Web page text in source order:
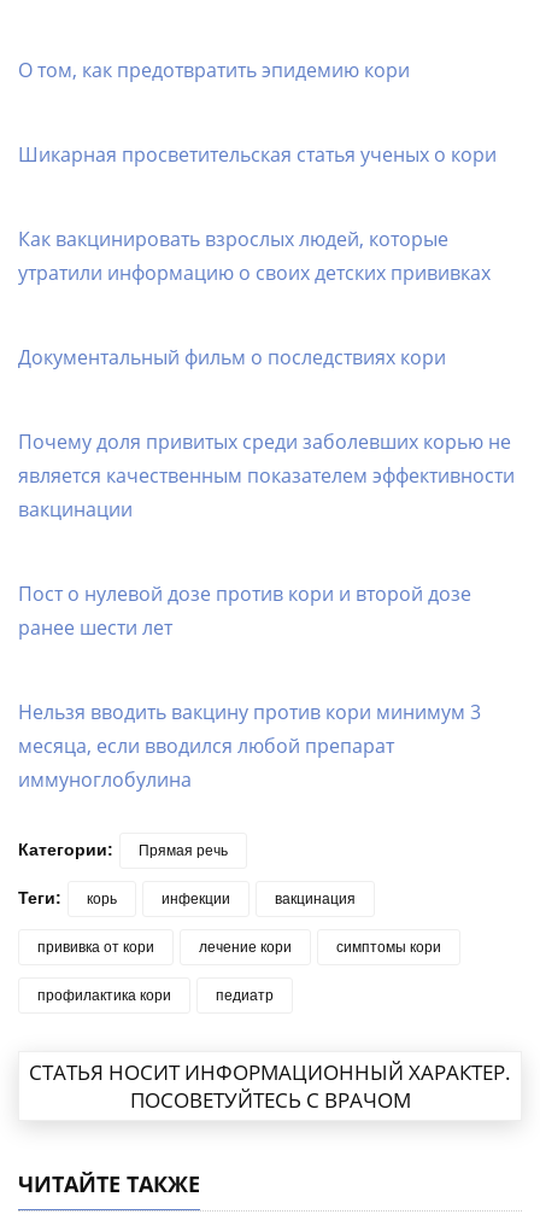
О том, как предотвратить эпидемию кори
Шикарная просветительская статья ученых о кори
Как вакцинировать взрослых людей, которые
утратили информацию о своих детских прививках
Документальный фильм о последствиях кори
Почему доля привитых среди заболевших корью не
является качественным показателем эффективности
вакцинации
Пост о нулевой дозе против кори и второй дозе
ранее шести лет
Нельзя вводить вакцину против кори минимум 3
месяца, если вводился любой препарат
иммуноглобулина
Категории: Прямая речь
Теги: корь инфекции вакцинация
прививка от кори лечение кори симптомы кори
профилактика кори педиатр
СТАТЬЯ НОСИТ ИНФОРМАЦИОННЫЙ ХАРАКТЕР.
ПОСОВЕТУЙТЕСЬ С ВРАЧОМ
ЧИТАЙТЕ ТАКЖЕ